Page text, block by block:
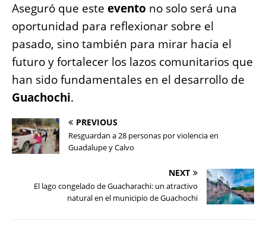
Aseguró que este evento no solo será una
oportunidad para reflexionar sobre el
pasado, sino también para mirar hacia el
futuro y fortalecer los lazos comunitarios que
han sido fundamentales en el desarrollo de
Guachochi.
PREVIOUS
Resguardan a 28 personas por violencia en
Guadalupe y Calvo
NEXT
El lago congelado de Guacharachi: un atractivo
natural en el municipio de Guachochi